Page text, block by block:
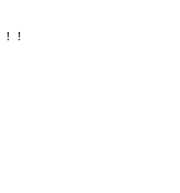
！